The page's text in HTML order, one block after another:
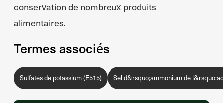
conservation de nombreux produits
alimentaires.
Termes associés
Sulfates de potassium (E515) Sel d&rsquo;ammonium de